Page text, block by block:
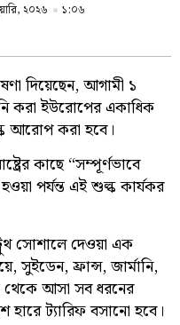
২০২৬ ১:০৬
দিয়েছেন, আগামী ১
করা ইউরোপের একাধিক
আরোপ করা হবে।
কাছে “সম্পূর্ণভাবে
পর্যন্ত এই শুল্ক কার্যকর
সোশালে দেওয়া এক
সুইডেন, ফ্রান্স, জার্মানি,
থেকে আসা সব ধরনের
ট্যারিফ বসানো হবে।